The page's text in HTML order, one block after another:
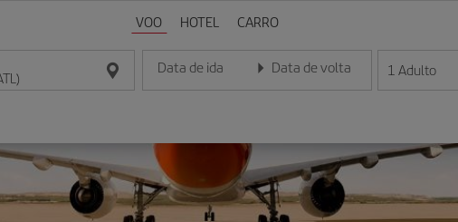
VOO HOTEL CARRO
Data de ida
Insira a data no formato dia/mês/ano
Data de volta
Insira a data no formato dia/mês/ano
1 Adulto